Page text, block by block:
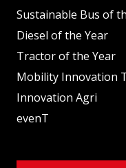
Sustainable Bus of
Diesel of the Year
Tractor of the Year
Mobility Innovation
Innovation Agri
evenT